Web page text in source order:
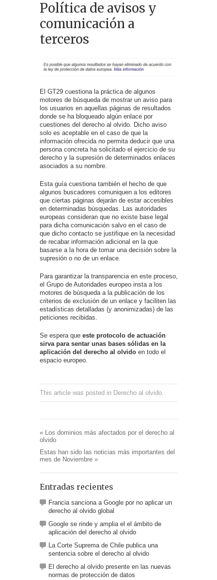
Política de avisos y
comunicación a
terceros
El GT29 cuestiona la práctica de algunos
motores de búsqueda de mostrar un aviso para
los usuarios en aquellas páginas de resultados
donde se ha bloqueado algún enlace por
cuestiones del derecho al olvido. Dicho aviso
solo es aceptable en el caso de que la
información ofrecida no permita deducir que una
persona concreta ha solicitado el ejercicio de su
derecho y la supresión de determinados enlaces
asociados a su nombre.
Esta guía cuestiona también el hecho de que
algunos buscadores comuniquen a los editores
que ciertas páginas dejarán de estar accesibles
en determinadas búsquedas. Las autoridades
europeas consideran que no existe base legal
para dicha comunicación salvo en el caso de
que dicho contacto se justifique en la necesidad
de recabar información adicional en la que
basarse a la hora de tomar una decisión sobre la
supresión o no de un enlace.
Para garantizar la transparencia en este proceso,
el Grupo de Autoridades europeo insta a los
motores de búsqueda a la publicación de los
criterios de exclusión de un enlace y faciliten las
estadísticas detalladas (y anonimizadas) de las
peticiones recibidas.
Se espera que este protocolo de actuación
sirva para sentar unas bases sólidas en la
aplicación del derecho al olvidoen todo el
espacio europeo.
This article was posted in Derecho al olvido.
«Los dominios más afectados por el derecho al
olvido
Estas han sido las noticias más importantes del
mes de Noviembre »
Entradas recientes
Francia sanciona a Google por no aplicar un
derecho al olvido global
Google se rinde y amplia el el ámbito de
aplicación del derecho al olvido
La Corte Suprema de Chile publica una
sentencia sobre el derecho al olvido
El derecho al olvido presente en las nuevas
normas de protección de datos